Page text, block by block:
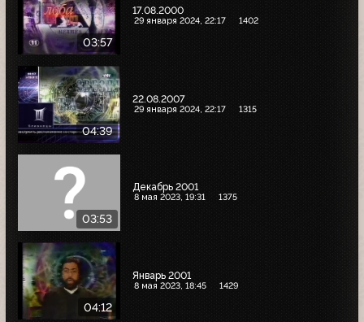
03:57
17.08.2000
29 января 2024, 22:17 1402
04:39
22.08.2007
29 января 2024, 22:17 1315
03:53
Декабрь 2001
8 мая 2023, 19:31 1375
04:12
Январь 2001
8 мая 2023, 18:45 1429